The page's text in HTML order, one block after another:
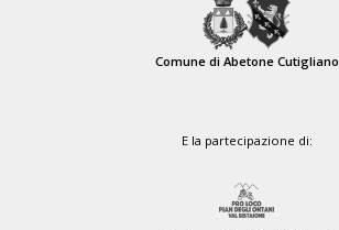
Comune di Abetone Cutigliano
E la partecipazione di: